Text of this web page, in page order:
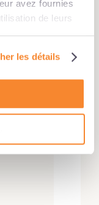
avez fournies
de leurs
les détails